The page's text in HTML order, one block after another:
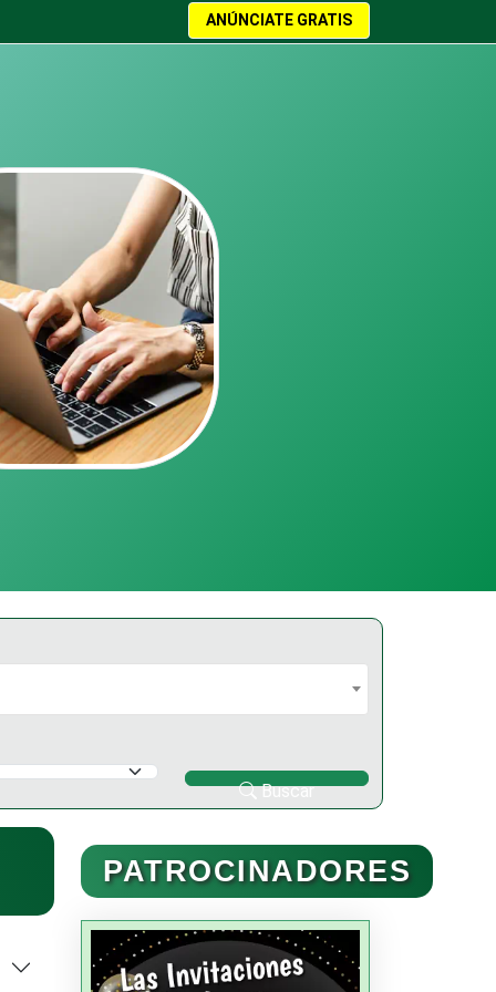
ANÚNCIATE GRATIS
Buscar
PATROCINADORES